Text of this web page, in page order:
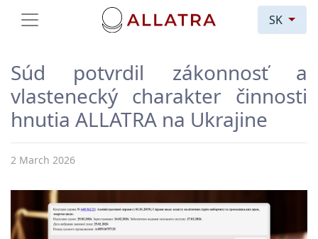
SK
Súd potvrdil zákonnosť a
vlastenecký charakter činnosti
hnutia ALLATRA na Ukrajine
2 March 2026